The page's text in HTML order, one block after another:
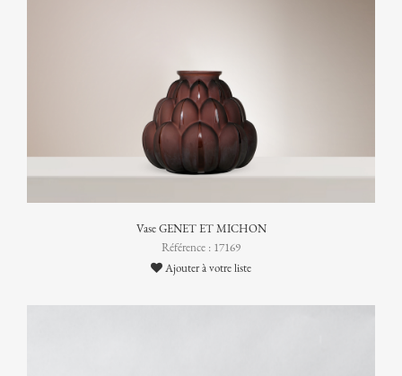
Vase GENET ET MICHON
Référence : 17169
Ajouter à votre liste